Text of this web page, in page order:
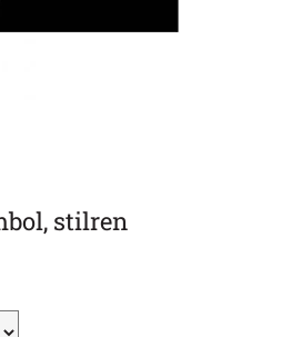
stilren